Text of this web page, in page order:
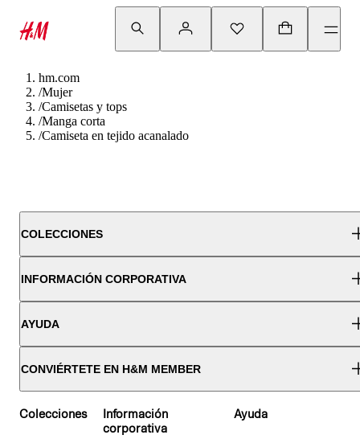
hm.com
/Mujer
/Camisetas y tops
/Manga corta
/Camiseta en tejido acanalado
COLECCIONES
INFORMACIÓN CORPORATIVA
AYUDA
CONVIÉRTETE EN H&M MEMBER
Colecciones
Información
corporativa
Ayuda